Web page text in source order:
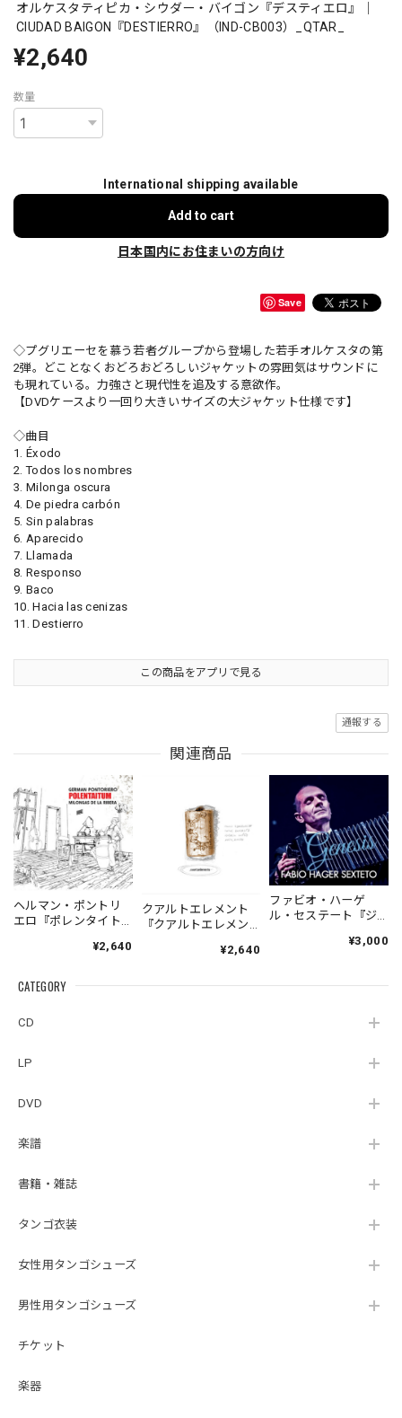
CATEGORY
CD
LP
DVD
楽譜
書籍・雑誌
タンゴ衣装
女性用タンゴシューズ
男性用タンゴシューズ
チケット
楽器
オルケスタティピカ・シウダー・バイゴン『デスティエロ』｜
CIUDAD BAIGON『DESTIERRO』（IND-CB003）_QTAR_
¥2,640
数量
International shipping available
Add to cart
日本国内にお住まいの方向け
Save
◇プグリエーセを慕う若者グループから登場した若手オルケスタの第
2弾。どことなくおどろおどろしいジャケットの雰囲気はサウンドに
も現れている。力強さと現代性を追及する意欲作。
【DVDケースより一回り大きいサイズの大ジャケット仕様です】
◇曲目
1. Éxodo
2. Todos los nombres
3. Milonga oscura
4. De piedra carbón
5. Sin palabras
6. Aparecido
7. Llamada
8. Responso
9. Baco
10. Hacia las cenizas
11. Destierro
この商品をアプリで見る
通報する
関連商品
ヘルマン・ポントリ
エロ『ポレンタイト
Pontoriero『POLENT
la Ribera』
¥2,640
クアルトエレメント
『クアルトエレメン
Cuartoelemento『Cu
（007RECORDS-27）
¥2,640
ファビオ・ハーゲ
ル・セステート『ジ
¥3,000